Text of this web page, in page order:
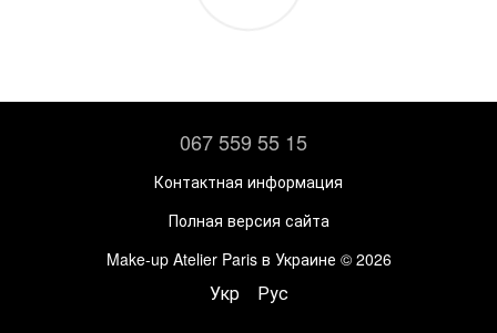
067 559 55 15
Контактная информация
Полная версия сайта
Make-up Atelier Paris в Украине © 2026
Укр Рус